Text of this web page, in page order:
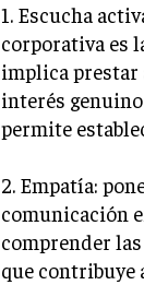
1. Escucha
corporativa es
implica prestar
interés
permite
2. Empatía:
comunicación
comprender
que contribuye